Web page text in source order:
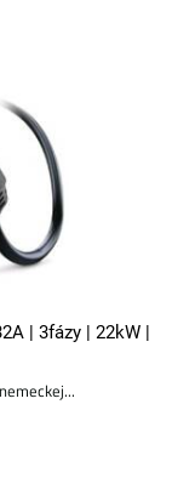
| 3fázy | 22kW |